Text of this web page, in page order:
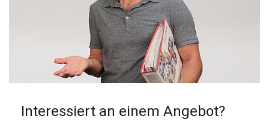
Interessiert an einem Angebot?